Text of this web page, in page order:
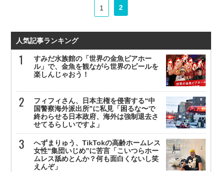
1 2
人気記事ランキング
すみだ水族館の「世界の金魚ビアホー
ル」で、金魚を観ながら世界のビールを
楽しんじゃおう！
フィフィさん、日本主権を侵害する“中
国警察海外派出所”に私見「困るな〜で
終わらせる日本政府、海外は強制退去さ
せてるらしいですよ」
へずまりゅう、TikTokの高齢ホームレス
女性“集団いじめ”に苦言「こいつらホー
ムレス舐めとんか？何も面白くないし笑
えんぞ」